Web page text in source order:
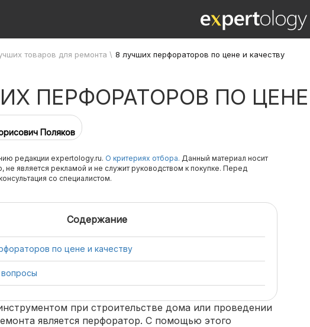
товаров для ремонта \ 8 лучших перфораторов по цене и качеству
ПЕРФОРАТОРОВ ПО
Поляков
редакции expertology.ru. О критериях отбора. Данный материал носит
не является рекламой и не служит руководством к покупке. Перед
со специалистом.
Содержание
по цене и качеству
при строительстве дома или проведении
является перфоратор. С помощью этого